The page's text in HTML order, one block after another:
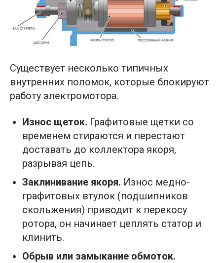
Существует несколько типичных
внутренних поломок, которые блокируют
работу электромотора.
Износ щеток. Графитовые щетки со
временем стираются и перестают
доставать до коллектора якоря,
разрывая цепь.
Заклинивание якоря. Износ медно-
графитовых втулок (подшипников
скольжения) приводит к перекосу
ротора, он начинает цеплять статор и
клинить.
Обрыв или замыкание обмоток.